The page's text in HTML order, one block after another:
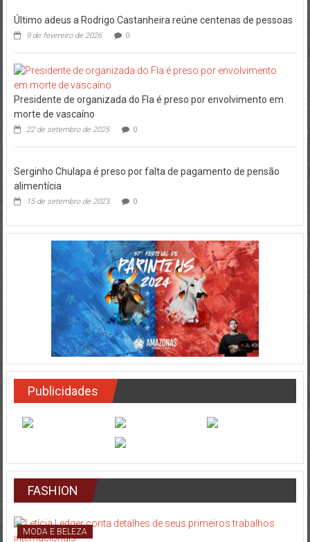
Último adeus a Rodrigo Castanheira reúne centenas de pessoas
9 de fevereiro de 2026 0
Presidente de organizada do Fla é preso por envolvimento em
morte de vascaíno
22 de setembro de 2025 0
Serginho Chulapa é preso por falta de pagamento de pensão
alimentícia
15 de setembro de 2023 0
Publicidades
FASHION
MODA E BELEZA